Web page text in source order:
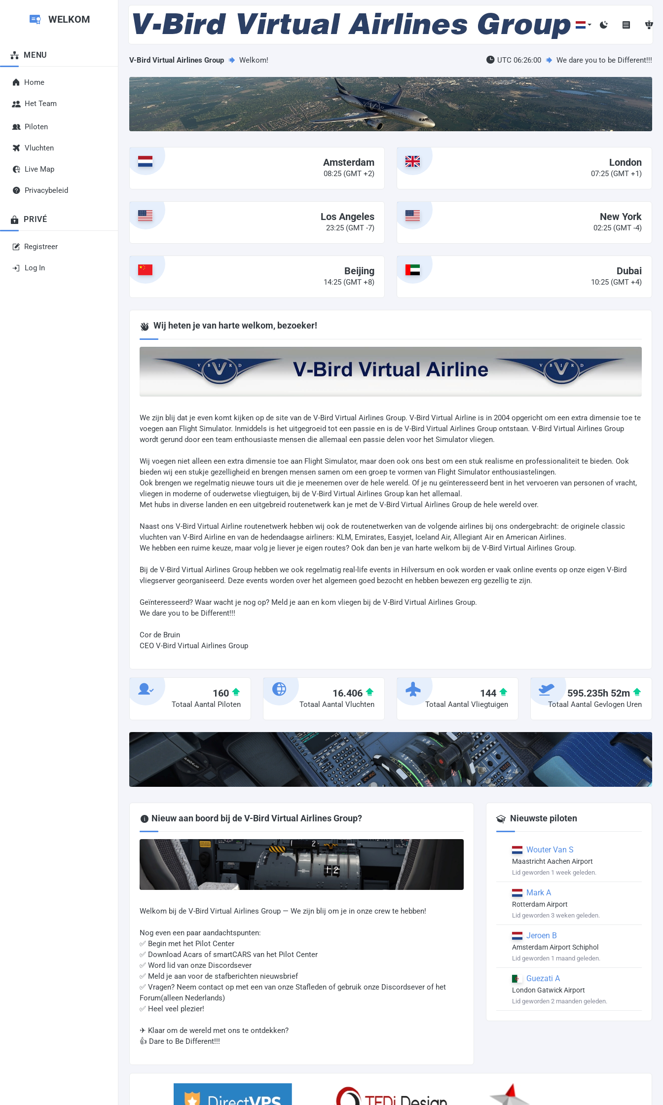
WELKOM
MENU
Home
Het Team
Piloten
Vluchten
Live Map
Privacybeleid
PRIVÉ
Registreer
Log In
V-Bird Virtual Airlines Group Welkom! UTC 06:26:01 We dare you to be Different!!!
Amsterdam
08:25 (GMT +2)
London
07:25 (GMT +1)
Los Angeles
23:25 (GMT -7)
New York
02:25 (GMT -4)
Beijing
14:25 (GMT +8)
Dubai
10:25 (GMT +4)
Wij heten je van harte welkom, bezoeker!
We zijn blij dat je even komt kijken op de site van de V-Bird Virtual Airlines Group. V-Bird Virtual Airline is in 2004 opgericht om een extra dimensie toe te
voegen aan Flight Simulator. Inmiddels is het uitgegroeid tot een passie en is de V-Bird Virtual Airlines Group ontstaan. V-Bird Virtual Airlines Group
wordt gerund door een team enthousiaste mensen die allemaal een passie delen voor het Simulator vliegen.
Wij voegen niet alleen een extra dimensie toe aan Flight Simulator, maar doen ook ons best om een stuk realisme en professionaliteit te bieden. Ook
bieden wij een stukje gezelligheid en brengen mensen samen om een groep te vormen van Flight Simulator enthousiastelingen.
Ook brengen we regelmatig nieuwe tours uit die je meenemen over de hele wereld. Of je nu geïnteresseerd bent in het vervoeren van personen of vracht,
vliegen in moderne of ouderwetse vliegtuigen, bij de V-Bird Virtual Airlines Group kan het allemaal.
Met hubs in diverse landen en een uitgebreid routenetwerk kan je met de V-Bird Virtual Airlines Group de hele wereld over.
Naast ons V-Bird Virtual Airline routenetwerk hebben wij ook de routenetwerken van de volgende airlines bij ons ondergebracht: de originele classic
vluchten van V-Bird Airline en van de hedendaagse airliners: KLM, Emirates, Easyjet, Iceland Air, Allegiant Air en American Airlines.
We hebben een ruime keuze, maar volg je liever je eigen routes? Ook dan ben je van harte welkom bij de V-Bird Virtual Airlines Group.
Bij de V-Bird Virtual Airlines Group hebben we ook regelmatig real-life events in Hilversum en ook worden er vaak online events op onze eigen V-Bird
vliegserver georganiseerd. Deze events worden over het algemeen goed bezocht en hebben bewezen erg gezellig te zijn.
Geïnteresseerd? Waar wacht je nog op? Meld je aan en kom vliegen bij de V-Bird Virtual Airlines Group.
We dare you to be Different!!!
Cor de Bruin
CEO V-Bird Virtual Airlines Group
160
Totaal Aantal Piloten
16.406
Totaal Aantal Vluchten
144
Totaal Aantal Vliegtuigen
595.235h 52m
Totaal Aantal Gevlogen Uren
Nieuw aan boord bij de V-Bird Virtual Airlines Group?
Welkom bij de V-Bird Virtual Airlines Group — We zijn blij om je in onze crew te hebben!
Nog even een paar aandachtspunten:
✅ Begin met het Pilot Center
✅ Download Acars of smartCARS van het Pilot Center
✅ Word lid van onze Discordsever
✅ Meld je aan voor de stafberichten nieuwsbrief
✅ Vragen? Neem contact op met een van onze Stafleden of gebruik onze Discordsever of het
Forum(alleen Nederlands)
✅ Heel veel plezier!
✈ Klaar om de wereld met ons te ontdekken?
👍 Dare to Be Different!!!
Nieuwste piloten
Wouter Van S
Maastricht Aachen Airport
Lid geworden 1 week geleden.
Mark A
Rotterdam Airport
Lid geworden 3 weken geleden.
Jeroen B
Amsterdam Airport Schiphol
Lid geworden 1 maand geleden.
Guezati A
London Gatwick Airport
Lid geworden 2 maanden geleden.